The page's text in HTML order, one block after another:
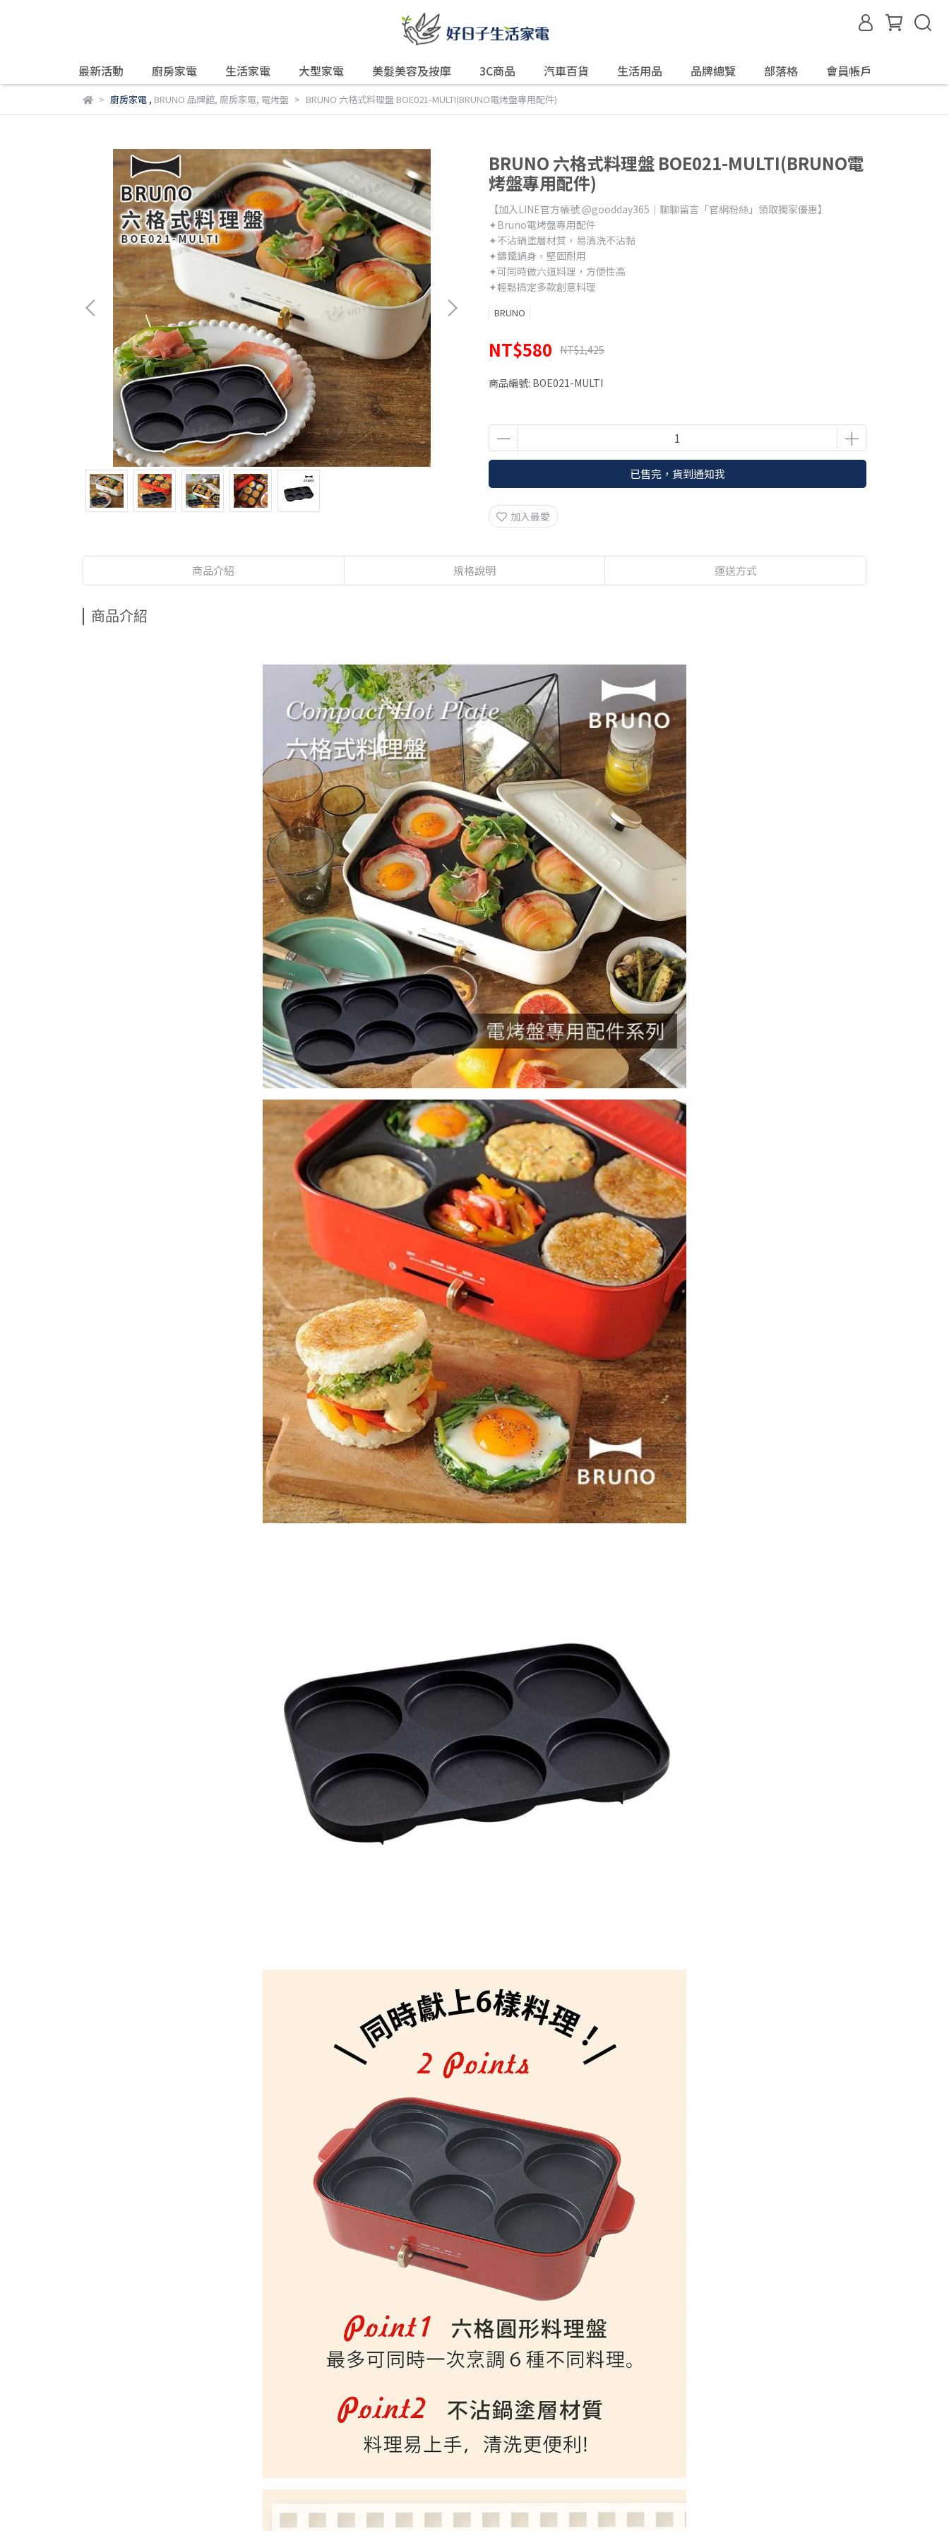
最新活動 廚房家電 生活家電 大型家電 美髮美容及按摩 3C商品 汽車百貨 生活用品 品牌總覽 部落格 會員帳戶
廚房家電, BRUNO 品牌館, 廚房家電, 電烤盤 BRUNO 六格式料理盤 BOE021-MULTI(BRUNO電烤盤專用配件)
BRUNO 六格式料理盤 BOE021-MULTI(BRUNO電
烤盤專用配件)
【加入LINE官方帳號 @goodday365｜聊聊留言「官網粉絲」領取獨家優惠】
✦Bruno電烤盤專用配件
✦不沾鍋塗層材質，易清洗不沾黏
✦鑄鐵鍋身，堅固耐用
✦可同時做六道料理，方便性高
✦輕鬆搞定多款創意料理
BRUNO
NT$580 NT$1,425
商品編號: BOE021-MULTI
已售完，貨到通知我
加入最愛
商品介紹 規格說明 運送方式
商品介紹